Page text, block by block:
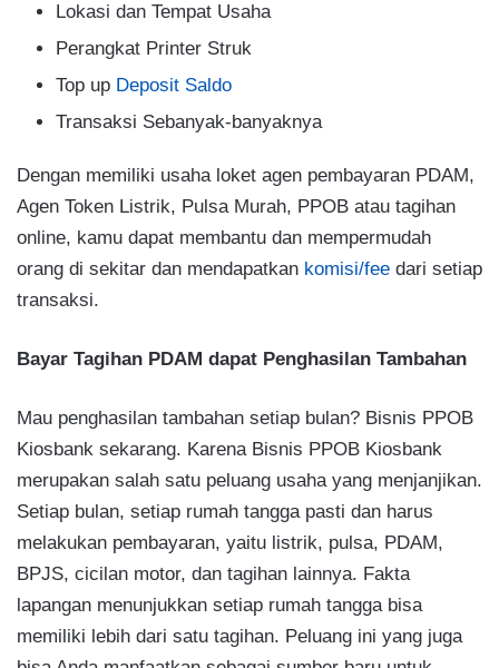
Lokasi dan Tempat Usaha
Perangkat Printer Struk
Top up Deposit Saldo
Transaksi Sebanyak-banyaknya
Dengan memiliki usaha loket agen pembayaran PDAM,
Agen Token Listrik, Pulsa Murah, PPOB atau tagihan
online, kamu dapat membantu dan mempermudah
orang di sekitar dan mendapatkan komisi/fee dari setiap
transaksi.
Bayar Tagihan PDAM dapat Penghasilan Tambahan
Mau penghasilan tambahan setiap bulan? Bisnis PPOB
Kiosbank sekarang. Karena Bisnis PPOB Kiosbank
merupakan salah satu peluang usaha yang menjanjikan.
Setiap bulan, setiap rumah tangga pasti dan harus
melakukan pembayaran, yaitu listrik, pulsa, PDAM,
BPJS, cicilan motor, dan tagihan lainnya. Fakta
lapangan menunjukkan setiap rumah tangga bisa
memiliki lebih dari satu tagihan. Peluang ini yang juga